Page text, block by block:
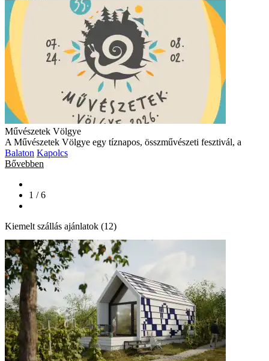
Művészetek Völgye
A Művészetek Völgye egy tíznapos, összművészeti fesztivál, a
Balaton Kapolcs
Bővebben
1 / 6
Kiemelt szállás ajánlatok (12)